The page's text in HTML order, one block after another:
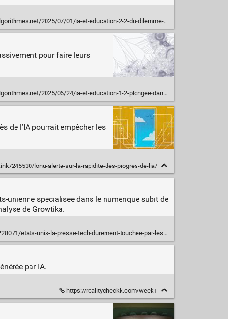
2025/07/01/ia-et-education-2-2-du-dilemme-moral-au-malaise-social/
pour faire leurs
2025/06/24/ia-et-education-1-2-plongee-dans-liapocalypse-educative/
de l’IA pourrait empêcher les
245530/lonu-alerte-sur-la-rapidite-des-progres-de-lia/
unienne spécialisée dans le numérique subit de
de Growtika.
unis-la-presse-tech-durement-touchee-par-lessor-des-resumes-ia-de-google/
par IA.
https://realitycheckk.com/week1